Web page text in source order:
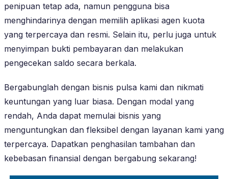
penipuan tetap ada, namun pengguna bisa
menghindarinya dengan memilih aplikasi agen kuota
yang terpercaya dan resmi. Selain itu, perlu juga untuk
menyimpan bukti pembayaran dan melakukan
pengecekan saldo secara berkala.
Bergabunglah dengan bisnis pulsa kami dan nikmati
keuntungan yang luar biasa. Dengan modal yang
rendah, Anda dapat memulai bisnis yang
menguntungkan dan fleksibel dengan layanan kami yang
terpercaya. Dapatkan penghasilan tambahan dan
kebebasan finansial dengan bergabung sekarang!